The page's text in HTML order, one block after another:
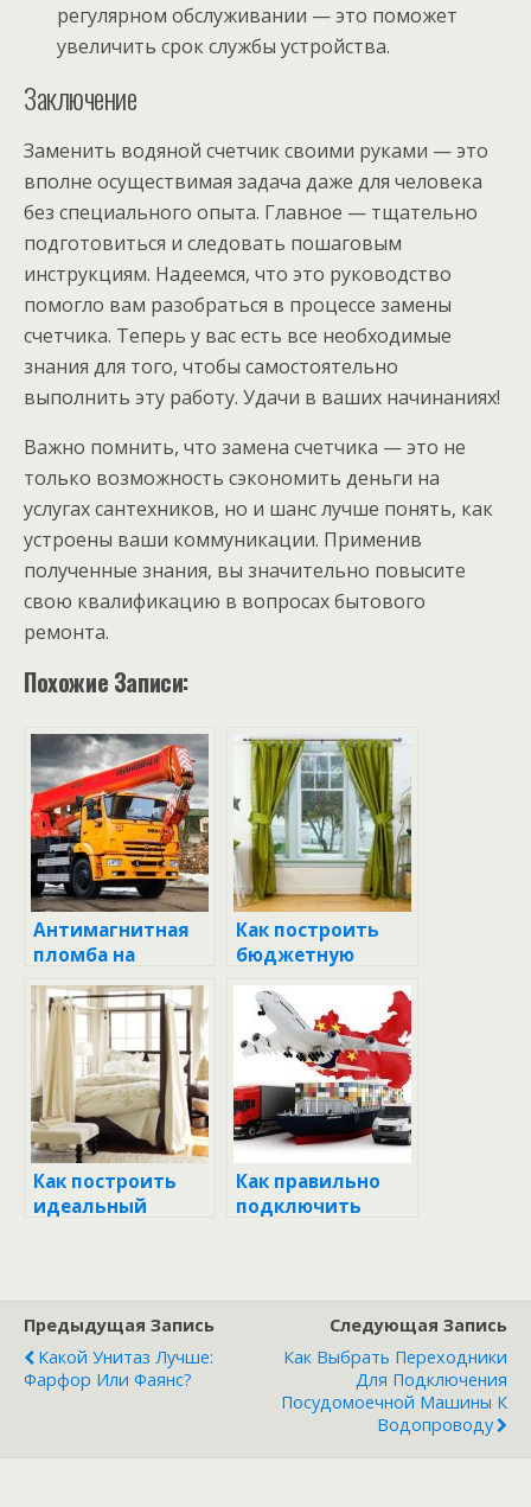
регулярном обслуживании — это поможет
увеличить срок службы устройства.
Заключение
Заменить водяной счетчик своими руками — это
вполне осуществимая задача даже для человека
без специального опыта. Главное — тщательно
подготовиться и следовать пошаговым
инструкциям. Надеемся, что это руководство
помогло вам разобраться в процессе замены
счетчика. Теперь у вас есть все необходимые
знания для того, чтобы самостоятельно
выполнить эту работу. Удачи в ваших начинаниях!
Важно помнить, что замена счетчика — это не
только возможность сэкономить деньги на
услугах сантехников, но и шанс лучше понять, как
устроены ваши коммуникации. Применив
полученные знания, вы значительно повысите
свою квалификацию в вопросах бытового
ремонта.
Похожие Записи:
Антимагнитная
пломба на
водяной счетчик:
Почему это важно
и как выбрать?
Как построить
бюджетную
веранду на даче
своими руками:
подробное
руководство
Как построить
идеальный
руководство
Как правильно
подключить
Предыдущая Запись
Какой Унитаз Лучше:
Фарфор Или Фаянс?
Следующая Запись
Как Выбрать Переходники
Для Подключения
Посудомоечной Машины К
Водопроводу